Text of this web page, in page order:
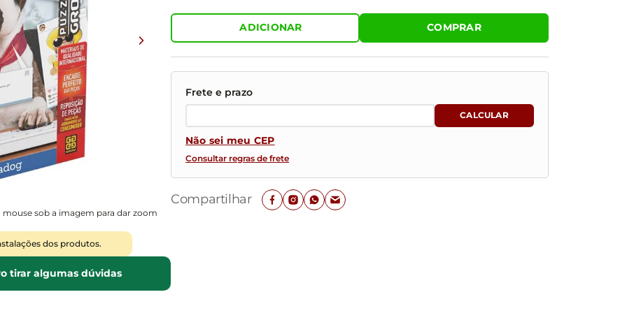
Baú Organizador
Ver todos
mouse sob a imagem para dar zoom
dos produtos.
tirar algumas dúvidas
ADICIONAR COMPRAR
Não sei meu CEP
Consultar regras de frete
Compartilhar